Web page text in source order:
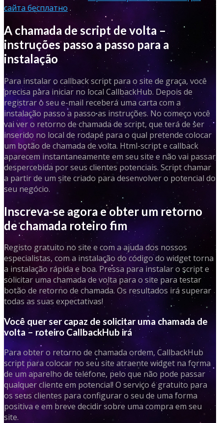
сайта бесплатно .
A chamada de script de volta –
instruções passo a passo para a
instalação
Para instalar o callback script para o site de graça, você
precisa para iniciar no local CallbackHub. Depois de
registrar o seu e-mail receberá uma carta com a
instalação passo a passo as instruções. No começo você
vai ver o retorno de chamada de script, que terá de ser
inserido no local de rodapé para o qual pretende colocar
um botão de chamada de volta. Html-script e callback
aparecem instantaneamente em seu site e não vai passar
despercebida por seus clientes potenciais. Script chamar
a partir de um site criado para desenvolver o potencial do
seu negócio.
Inscreva-se agora e obter um retorno
de chamada roteiro fim
Registo gratuito no site e com a ajuda dos nossos
especialistas, com a instalação do código do widget torna
a instalação rápida e boa. Pressa para instalar o script e
solicitar uma chamada de volta para o site para testar
botão de retorno de chamada. Os resultados irá superar
todas as suas expectativas!
Você quer ser capaz de solicitar uma chamada de
volta – roteiro CallbackHub irá
Para obter o retorno de chamada ordem, CallbackHub
script para colocar no seu site atraente widget na forma
de um aparelho de telefone, pelo que não pode passar
qualquer cliente em potencial! O serviço é gratuito para
os seus clientes para configurar o seu de uma forma
positiva e em breve decidir sobre uma compra em seu
site.